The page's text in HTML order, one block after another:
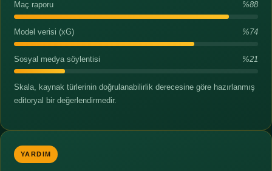
Maç raporu %88
Model verisi (xG) %74
Sosyal medya söylentisi %21
Skala, kaynak türlerinin doğrulanabilirlik derecesine göre hazırlanmış
editoryal bir değerlendirmedir.
YARDIM